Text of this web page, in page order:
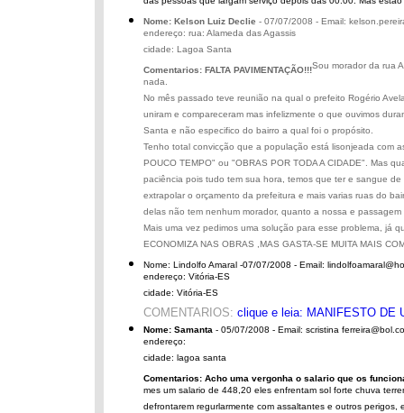
das pessoas que largam serviço depois das 00:00. Mas
Nome: Kelson Luiz Declie - 07/07/2008 - Email:
endereço: rua: Alameda das Agassis
cidade: Lagoa Santa
Comentarios: FALTA PAVIMENTAÇÃO!!!Sou morador da rua
nada.
No mês passado teve reunião na qual o prefeito Rogério
uniram e compareceram mas infelizmente o que ouvimos
Santa e não especifico do bairro a qual foi o propósito.
Tenho total convicção que a população está lisonjeada com
POUCO TEMPO" ou "OBRAS POR TODA A CIDADE". Mas
paciência pois tudo tem sua hora, temos que ter e sangue
extrapolar o orçamento da prefeitura e mais varias ruas do
delas não tem nenhum morador, quanto a nossa e
Mais uma vez pedimos uma solução para esse problema, já
ECONOMIZA NAS OBRAS ,MAS GASTA-SE MUITA MAIS
Nome: Lindolfo Amaral -07/07/2008 - Email:
endereço: Vitória-ES
cidade: Vitória-ES
COMENTARIOS: clique e leia: MANIFESTO DE
Nome: Samanta - 05/07/2008 - Email: scristina
endereço:
cidade: lagoa santa
Comentarios: Acho uma vergonha o salario que os
mes um salario de 448,20 eles enfrentam sol forte chuva
defrontarem regurlarmente com assaltantes e outros